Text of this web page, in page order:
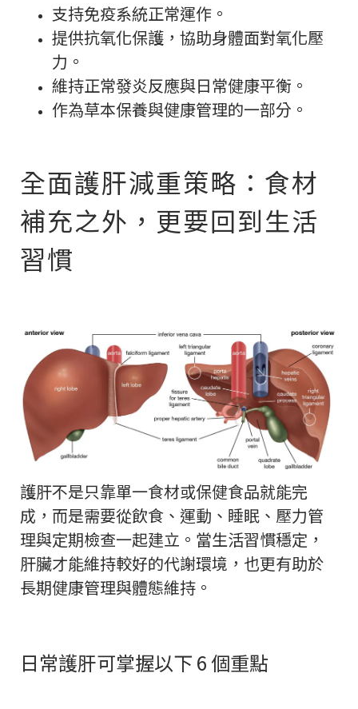
支持免疫系統正常運作。
提供抗氧化保護，協助身體面對氧化壓
力。
維持正常發炎反應與日常健康平衡。
作為草本保養與健康管理的一部分。
全面護肝減重策略：食材
補充之外，更要回到生活
習慣
護肝不是只靠單一食材或保健食品就能完
成，而是需要從飲食、運動、睡眠、壓力管
理與定期檢查一起建立。當生活習慣穩定，
肝臟才能維持較好的代謝環境，也更有助於
長期健康管理與體態維持。
日常護肝可掌握以下 6 個重點